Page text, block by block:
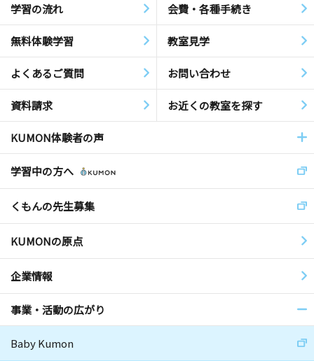
学習の流れ 会費・各種手続き
無料体験学習 教室見学
よくあるご質問 お問い合わせ
資料請求 お近くの教室を探す
KUMON体験者の声
学習中の方へ
くもんの先生募集
KUMONの原点
企業情報
事業・活動の広がり
Baby Kumon